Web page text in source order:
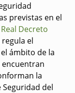
previstas en el
Real Decreto
el
ámbito de la
encuentran
la
del